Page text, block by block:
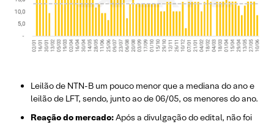
Leilão de NTN-B um pouco menor que a mediana do ano e
leilão de LFT, sendo, junto ao de 06/05, os menores do ano.
Reação do mercado:Após a divulgação do edital, não foi